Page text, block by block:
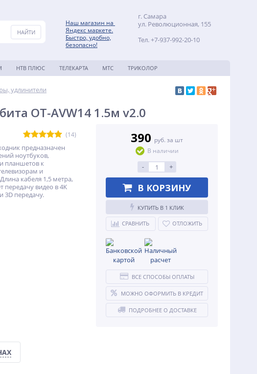
Наш магазин на
Яндекс маркете.
Быстро, удобно,
безопасно!
г. Самара
ул. Революционная, 155
Тел. +7-937-992-20-10
ЗАКАЗАТЬ ЗВОНОК
НТВ ПЛЮС ТЕЛЕКАРТА МТС ТРИКОЛОР
удлинители
OT-AVW14 1.5м v2.0
(14)
предназначен
ноутбуков,
планшетов к
и
кабеля 1,5 метра,
передачу видео в 4K
3D передачу.
390 руб. за шт
В наличии
- +
В КОРЗИНУ
КУПИТЬ В 1 КЛИК
СРАВНИТЬ ОТЛОЖИТЬ
ВСЕ СПОСОБЫ ОПЛАТЫ
МОЖНО ОФОРМИТЬ В КРЕДИТ
ПОДРОБНЕЕ О ДОСТАВКЕ